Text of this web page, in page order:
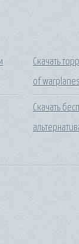
Скачать
of warplanes
Скачать